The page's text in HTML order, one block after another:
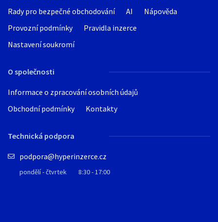
Rady pro bezpečné obchodování
AI
Nápověda
Provozní podmínky
Pravidla inzerce
Nastavení soukromí
O společnosti
Informace o zpracování osobních údajů
Obchodní podmínky
Kontakty
Technická podpora
podpora@hyperinzerce.cz
pondělí - čtvrtek 8:30 - 17:00